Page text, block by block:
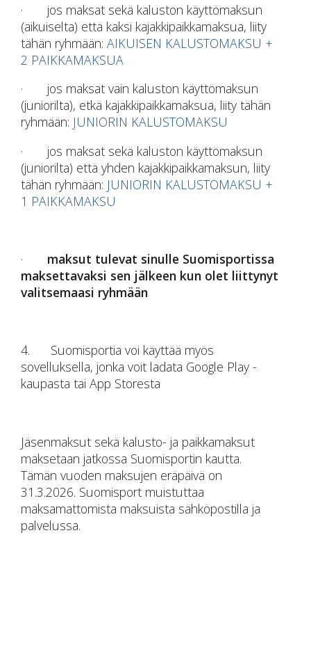
· jos maksat sekä kaluston käyttömaksun
(aikuiselta) että kaksi kajakkipaikkamaksua, liity
tähän ryhmään: AIKUISEN KALUSTOMAKSU +
2 PAIKKAMAKSUA
· jos maksat vain kaluston käyttömaksun
(juniorilta), etkä kajakkipaikkamaksua, liity tähän
ryhmään: JUNIORIN KALUSTOMAKSU
· jos maksat sekä kaluston käyttömaksun
(juniorilta) että yhden kajakkipaikkamaksun, liity
tähän ryhmään: JUNIORIN KALUSTOMAKSU +
1 PAIKKAMAKSU
· maksut tulevat sinulle Suomisportissa
maksettavaksi sen jälkeen kun olet liittynyt
valitsemaasi ryhmään
4. Suomisportia voi käyttää myös
sovelluksella, jonka voit ladata Google Play -
kaupasta tai App Storesta
Jäsenmaksut sekä kalusto- ja paikkamaksut
maksetaan jatkossa Suomisportin kautta.
Tämän vuoden maksujen eräpäivä on
31.3.2026. Suomisport muistuttaa
maksamattomista maksuista sähköpostilla ja
palvelussa.